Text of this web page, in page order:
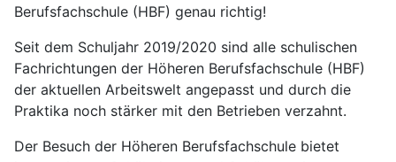
Berufsfachschule (HBF) genau richtig!
Seit dem Schuljahr 2019/2020 sind alle schulischen
Fachrichtungen der Höheren Berufsfachschule (HBF)
der aktuellen Arbeitswelt angepasst und durch die
Praktika noch stärker mit den Betrieben verzahnt.
Der Besuch der Höheren Berufsfachschule bietet